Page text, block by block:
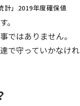
計」2019年度確保値
。
ではありません。
で守っていかなけれ